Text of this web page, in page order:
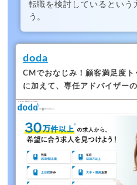
転職を検討しているという
う。
doda
CMでおなじみ！顧客満足度ト
に加えて、専任アドバイザー